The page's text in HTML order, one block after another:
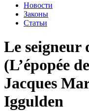
Новости
Законы
Статьи
Le seigneur
(L’épopée
Jacques
Iggulden